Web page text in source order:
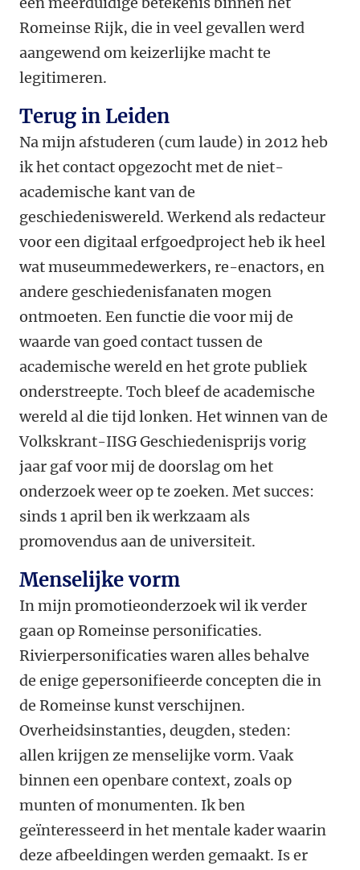
Romeinse Rijk, die in veel gevallen werd
aangewend om keizerlijke macht te
legitimeren.
Terug in Leiden
Na mijn afstuderen (cum laude) in 2012 heb
ik het contact opgezocht met de niet-
academische kant van de
geschiedeniswereld. Werkend als redacteur
voor een digitaal erfgoedproject heb ik heel
wat museummedewerkers, re-enactors, en
andere geschiedenisfanaten mogen
ontmoeten. Een functie die voor mij de
waarde van goed contact tussen de
academische wereld en het grote publiek
onderstreepte. Toch bleef de academische
wereld al die tijd lonken. Het winnen van de
Volkskrant-IISG Geschiedenisprijs vorig
jaar gaf voor mij de doorslag om het
onderzoek weer op te zoeken. Met succes:
sinds 1 april ben ik werkzaam als
promovendus aan de universiteit.
Menselijke vorm
In mijn promotieonderzoek wil ik verder
gaan op Romeinse personificaties.
Rivierpersonificaties waren alles behalve
de enige gepersonifieerde concepten die in
de Romeinse kunst verschijnen.
Overheidsinstanties, deugden, steden:
allen krijgen ze menselijke vorm. Vaak
binnen een openbare context, zoals op
munten of monumenten. Ik ben
geïnteresseerd in het mentale kader waarin
deze afbeeldingen werden gemaakt. Is er